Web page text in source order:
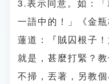
3.表示同意。如：
一語中的！」《金
蓮道：『賊囚根子
就是，甚麼打緊？
不掃，丟著，另教